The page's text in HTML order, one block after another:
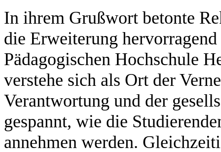
In ihrem Grußwort betonte
die Erweiterung
Pädagogischen Hochschule
verstehe sich als Ort der
Verantwortung und der
gespannt, wie die
annehmen werden.